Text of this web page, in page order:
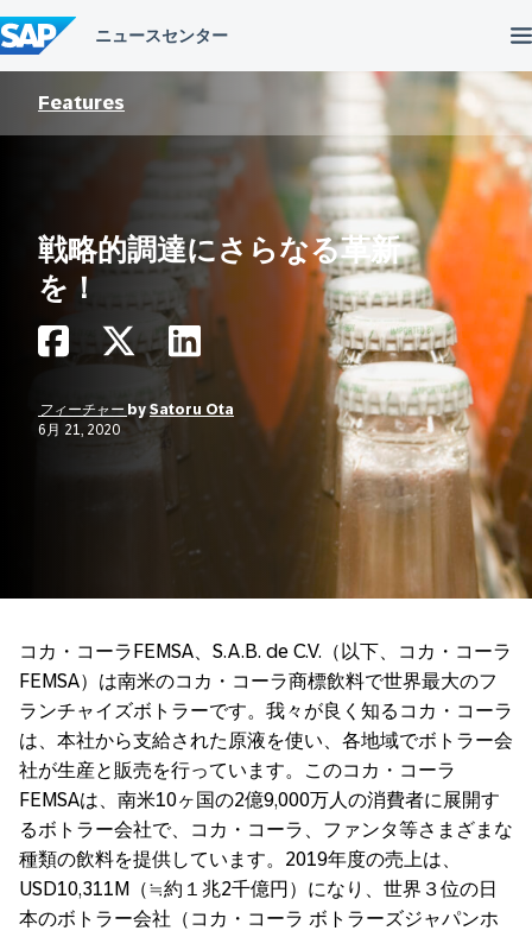
ン
テ
ン
Features
戦略的調達にさらなる革新
を！
フィーチャー by Satoru Ota
6月 21, 2020
コカ・コーラFEMSA、S.A.B. de C.V.（以下、コカ・コーラ
FEMSA）は南米のコカ・コーラ商標飲料で世界最大のフ
ランチャイズボトラーです。我々が良く知るコカ・コーラ
は、本社から支給された原液を使い、各地域でボトラー会
社が生産と販売を行っています。このコカ・コーラ
FEMSAは、南米10ヶ国の2億9,000万人の消費者に展開す
るボトラー会社で、コカ・コーラ、ファンタ等さまざまな
種類の飲料を提供しています。2019年度の売上は、
USD10,311M（≒約１兆2千億円）になり、世界３位の日
本のボトラー会社（コカ・コーラ ボトラーズジャパンホ